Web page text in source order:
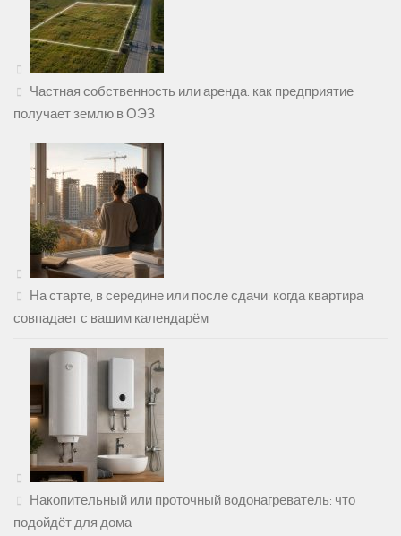
Частная собственность или аренда: как предприятие
получает землю в ОЭЗ
На старте, в середине или после сдачи: когда квартира
совпадает с вашим календарём
Накопительный или проточный водонагреватель: что
подойдёт для дома